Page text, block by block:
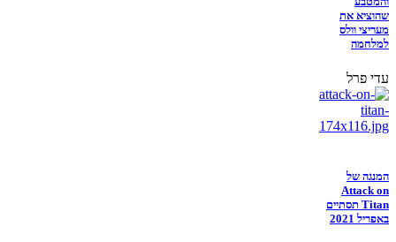
שהוציא את
מעריצי וולס
למלחמה
עדי פרל
המנגה של
Attack on
Titan תסתיים
באפריל 2021